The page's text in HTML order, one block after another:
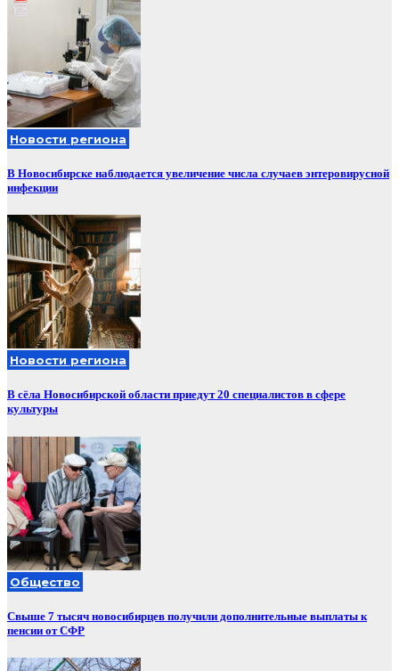
Новости региона
В Новосибирске наблюдается увеличение числа случаев энтеровирусной
инфекции
Новости региона
В сёла Новосибирской области приедут 20 специалистов в сфере
культуры
Общество
Свыше 7 тысяч новосибирцев получили дополнительные выплаты к
пенсии от СФР